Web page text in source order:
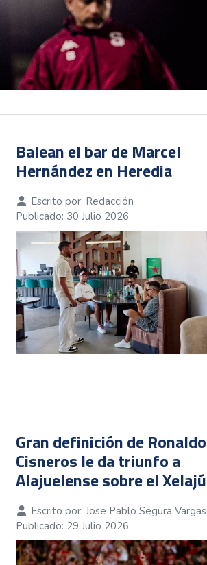
Balean el bar de Marcel
Hernández en Heredia
Escrito por: Redacción
Publicado: 30 Julio 2026
Gran definición de Ronaldo
Cisneros le da triunfo a
Alajuelense sobre el Xelajú
Escrito por:Jose Pablo Segura Vargas
Publicado: 29 Julio 2026